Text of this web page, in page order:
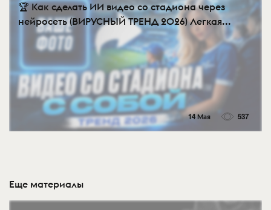
🏆 Как сделать ИИ видео со стадиона через
нейросеть (ВИРУСНЫЙ ТРЕНД 2026) Легкая...
14 Мая 537
Еще материалы